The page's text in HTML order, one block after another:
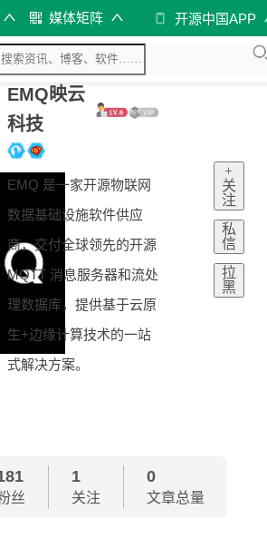
媒体矩阵 开源中国APP
EMQ映云
科技
EMQ 是一家开源物联网
数据基础设施软件供应
商，交付全球领先的开源
MQTT 消息服务器和流处
理数据库，提供基于云原
生+边缘计算技术的一站
式解决方案。
+
关
注
私
信
拉
黑
丝
1
关注
0
文章总量